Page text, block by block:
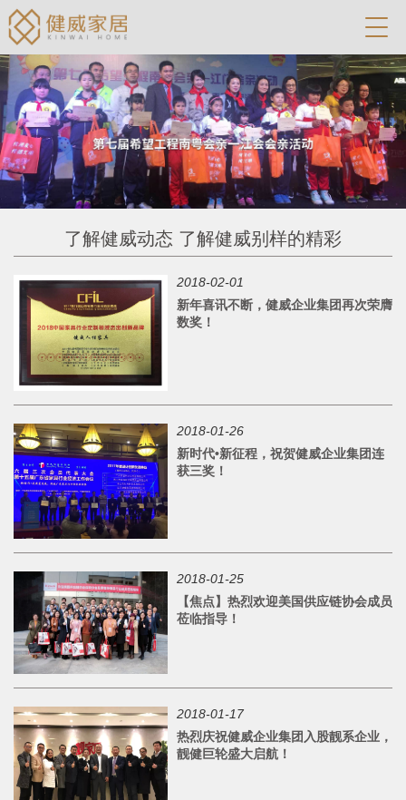
了解健威动态 了解健威别样的精彩
2018-02-01
新年喜讯不断，健威企业集团再次荣膺
数奖！
2018-01-26
新时代•新征程，祝贺健威企业集团连
获三奖！
2018-01-25
【焦点】热烈欢迎美国供应链协会成员
莅临指导！
2018-01-17
热烈庆祝健威企业集团入股靓系企业，
靓健巨轮盛大启航！